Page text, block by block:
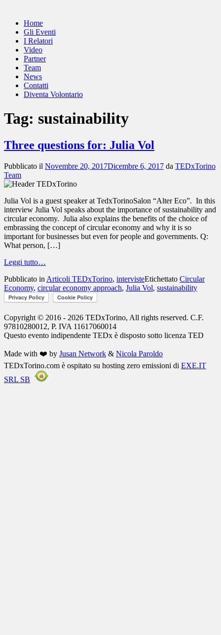
Home
Gli Eventi
I Relatori
Video
Partner
Team
News
Contatti
Diventa Volontario
Tag: sustainability
Three questions for: Julia Vol
Pubblicato il Novembre 20, 2017Dicembre 6, 2017 da TEDxTorino
Team
Julia Vol is a guest speaker at TedxTorinoSalon “Alter Eco”. In this
interview Julia Vol speaks about the importance of sustainability and
circular economy. Julia also explains the benefits of the choice of
embrassing the concept of circular economy and why it is so
important for businesses but even for people and governments. Q:
What person, […]
Leggi tutto…
Pubblicato in Articoli TEDxTorino, intervisteEtichettato Circular
Economy, circular economy approach, Julia Vol, sustainability
Copyright © 2016 - 2026 TEDxTorino, All rights reserved. C.F.
97810280012, P. IVA 11617060014
Questo evento indipendente TEDx è disposto sotto licenza TED
Made with ❤️ by Jusan Network & Nicola Paroldo
TEDxTorino.com è ospitato su hosting zero emissioni di EXE.IT
SRL SB